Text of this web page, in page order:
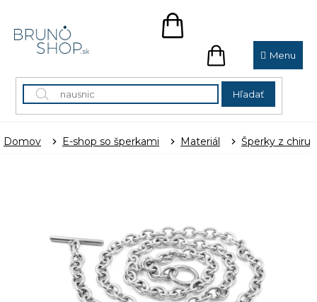
obsah
Hľadať
NÁKUPNÝ
NÁKUPNÝ
KOŠÍK
Domov E-shop so šperkami Materiál Šperky z